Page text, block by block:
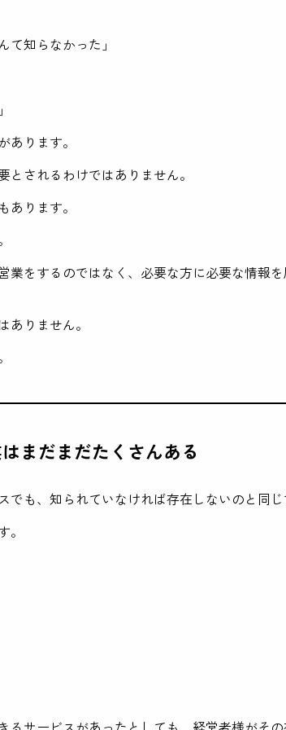
て知らなかった」
あります。
とされるわけではありません。
あります。
業をするのではなく、必要な方に必要な情報
ありません。
まだまだたくさんある
でも、知られていなければ存在しないのと同じ